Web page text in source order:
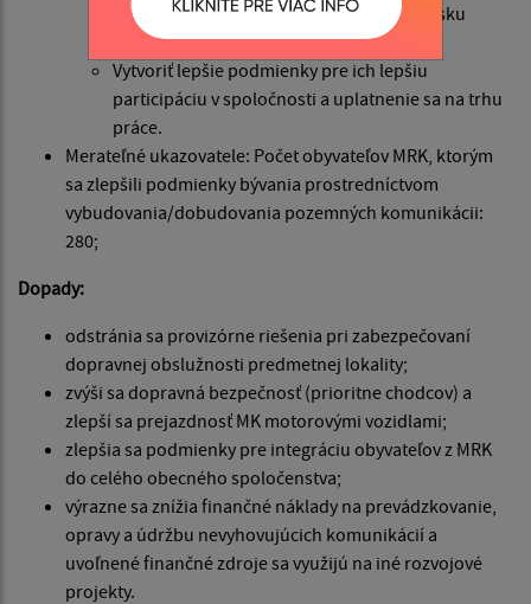
Dosiahnuť vyššiu kvalitu bývania pre rómsku
komunitu.
Vytvoriť lepšie podmienky pre ich lepšiu
participáciu v spoločnosti a uplatnenie sa na trhu
práce.
Merateľné ukazovatele: Počet obyvateľov MRK, ktorým
sa zlepšili podmienky bývania prostredníctvom
vybudovania/dobudovania pozemných komunikácii:
280;
Dopady:
odstránia sa provizórne riešenia pri zabezpečovaní
dopravnej obslužnosti predmetnej lokality;
zvýši sa dopravná bezpečnosť (prioritne chodcov) a
zlepší sa prejazdnosť MK motorovými vozidlami;
zlepšia sa podmienky pre integráciu obyvateľov z MRK
do celého obecného spoločenstva;
výrazne sa znížia finančné náklady na prevádzkovanie,
opravy a údržbu nevyhovujúcich komunikácií a
uvoľnené finančné zdroje sa využijú na iné rozvojové
projekty.